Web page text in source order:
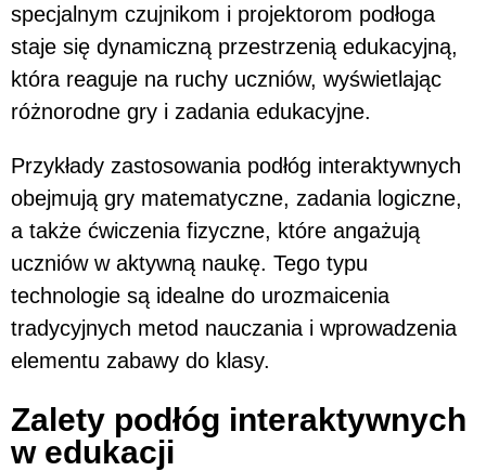
specjalnym czujnikom i projektorom podłoga
staje się dynamiczną przestrzenią edukacyjną,
która reaguje na ruchy uczniów, wyświetlając
różnorodne gry i zadania edukacyjne.
Przykłady zastosowania podłóg interaktywnych
obejmują gry matematyczne, zadania logiczne,
a także ćwiczenia fizyczne, które angażują
uczniów w aktywną naukę. Tego typu
technologie są idealne do urozmaicenia
tradycyjnych metod nauczania i wprowadzenia
elementu zabawy do klasy.
Zalety podłóg interaktywnych
w edukacji